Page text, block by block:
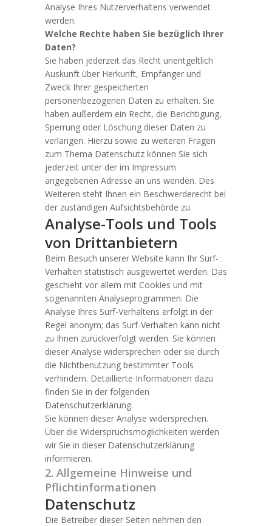
Analyse Ihres Nutzerverhaltens verwendet
werden.
Welche Rechte haben Sie bezüglich Ihrer
Daten?
Sie haben jederzeit das Recht unentgeltlich
Auskunft über Herkunft, Empfänger und
Zweck Ihrer gespeicherten
personenbezogenen Daten zu erhalten. Sie
haben außerdem ein Recht, die Berichtigung,
Sperrung oder Löschung dieser Daten zu
verlangen. Hierzu sowie zu weiteren Fragen
zum Thema Datenschutz können Sie sich
jederzeit unter der im Impressum
angegebenen Adresse an uns wenden. Des
Weiteren steht Ihnen ein Beschwerderecht bei
der zuständigen Aufsichtsbehörde zu.
Analyse-Tools und Tools
von Drittanbietern
Beim Besuch unserer Website kann Ihr Surf-
Verhalten statistisch ausgewertet werden. Das
geschieht vor allem mit Cookies und mit
sogenannten Analyseprogrammen. Die
Analyse Ihres Surf-Verhaltens erfolgt in der
Regel anonym; das Surf-Verhalten kann nicht
zu Ihnen zurückverfolgt werden. Sie können
dieser Analyse widersprechen oder sie durch
die Nichtbenutzung bestimmter Tools
verhindern. Detaillierte Informationen dazu
finden Sie in der folgenden
Datenschutzerklärung.
Sie können dieser Analyse widersprechen.
Über die Widerspruchsmöglichkeiten werden
wir Sie in dieser Datenschutzerklärung
informieren.
2. Allgemeine Hinweise und
Pflichtinformationen
Datenschutz
Die Betreiber dieser Seiten nehmen den